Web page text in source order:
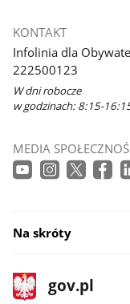
KONTAKT
Infolinia dla
222500123
W dni robocze
w godzinach: 8:15-
MEDIA
Na skróty
stopka
gov.pl
Strona
gov.pl